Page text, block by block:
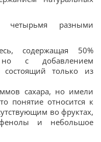
четырьмя разными
содержащая 50%
с добавлением
состоящий только из
сахара, но имели
понятие относится к
во фруктах,
и небольшое